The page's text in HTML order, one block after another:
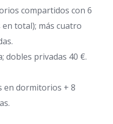
compartidos con 6
en total); más cuatro
dobles privadas 40 €.
en dormitorios + 8